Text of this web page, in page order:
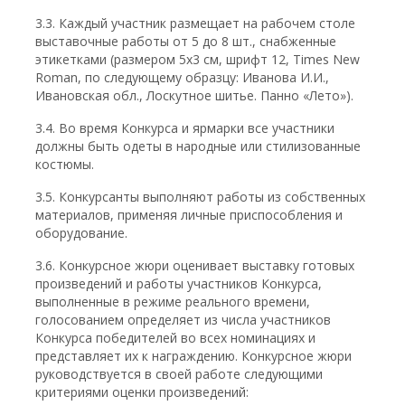
3.3. Каждый участник размещает на рабочем столе
выставочные работы от 5 до 8 шт., снабженные
этикетками (размером 5х3 см, шрифт 12, Times New
Roman, по следующему образцу: Иванова И.И.,
Ивановская обл., Лоскутное шитье. Панно «Лето»).
3.4. Во время Конкурса и ярмарки все участники
должны быть одеты в народные или стилизованные
костюмы.
3.5. Конкурсанты выполняют работы из собственных
материалов, применяя личные приспособления и
оборудование.
3.6. Конкурсное жюри оценивает выставку готовых
произведений и работы участников Конкурса,
выполненные в режиме реального времени,
голосованием определяет из числа участников
Конкурса победителей во всех номинациях и
представляет их к награждению. Конкурсное жюри
руководствуется в своей работе следующими
критериями оценки произведений: